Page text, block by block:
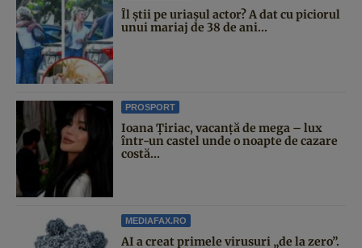
Îl știi pe uriașul actor? A dat cu piciorul
unui mariaj de 38 de ani...
PROSPORT
Ioana Țiriac, vacanță de mega – lux
într-un castel unde o noapte de cazare
costă...
MEDIAFAX.RO
AI a creat primele virusuri „de la zero”.